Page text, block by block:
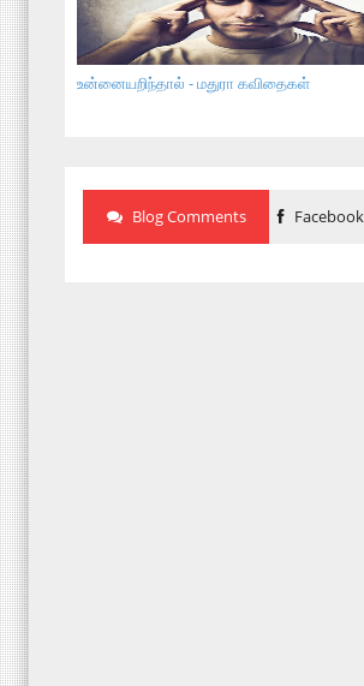
உன்னையறிந்தால் - மதுரா கவிதைகள்
Blog Comments